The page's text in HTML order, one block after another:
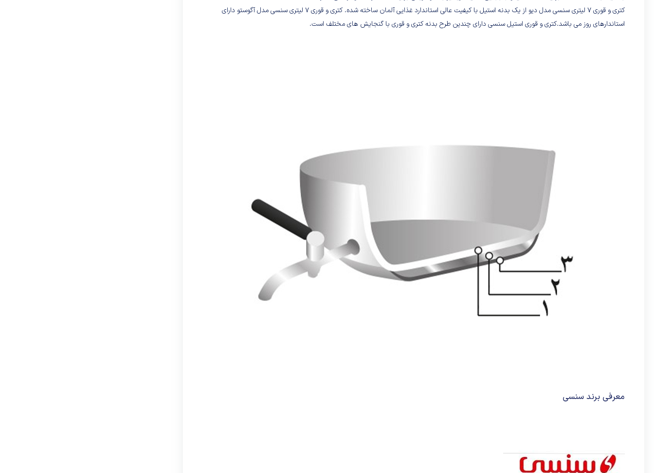
کتری و قوری 7 لیتری سنسی مدل دیو از یک بدنه استیل با کیفیت عالی استاندارد غذایى آلمان ساخته شده. کتری و قوری 7 لیتری سنسی مدل آگوستو دارای
استاندارهای روز می باشد.کتری و قوری استیل سنسی دارای چندین طرح بدنه کتری و قوری با گنجایش های مختلف است.
معرفی برند سنسی